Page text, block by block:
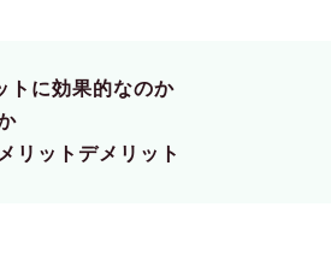
トに効果的なのか
リットデメリット